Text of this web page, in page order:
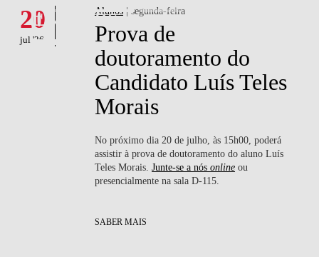
Eventos
20
jul '26
Alunos | segunda-feira
Prova de
doutoramento do
Candidato Luís Teles
Morais
No próximo dia 20 de julho, às 15h00, poderá
assistir à prova de doutoramento do aluno Luís
Teles Morais.Junte-se a nósonline ou
presencialmente na sala D-115.
SABER MAIS